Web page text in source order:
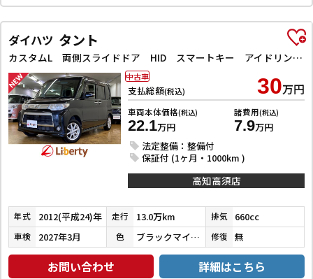
ダイハツ タント
カスタムL 両側スライドドア HID スマートキー アイドリングストップ 電動格納ミラー ベンチシート CVT 盗難防止システム ABS アルミホイール 衝突安全ボディ エアコン パワーステアリング
支払総額(税込) 30万円
車両本体価格(税込)
22.1万円
諸費用(税込)
7.9万円
法定整備：整備付
保証付 (1ヶ月・1000km )
中古車
高知高須店
年式 2012(平成24)年 走行 13.0万km 排気 660cc
車検 2027年3月 色 ブラックマイカメタリック 修復 無
お問い合わせ 詳細はこちら